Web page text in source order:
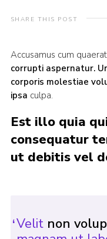
SHARE THIS POST
Accusamus cum
corrupti aspernatur.
corporis molestiae
ipsa culpa.
Est illo quia
consequatur
ut debitis vel
Velit non